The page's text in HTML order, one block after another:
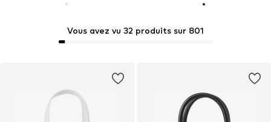
Vous avez vu 32 produits sur 801